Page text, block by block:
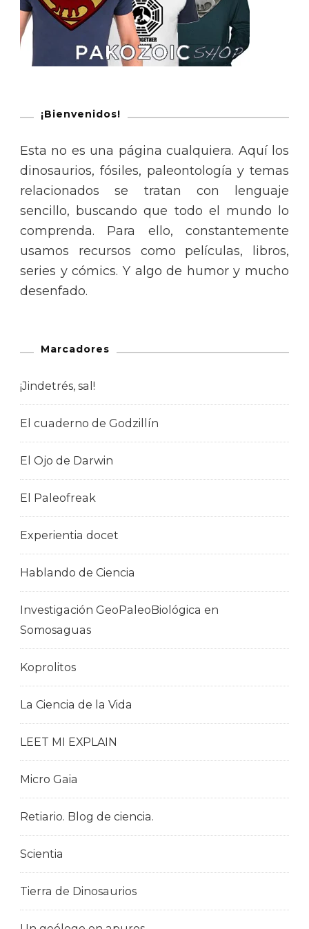
¡Bienvenidos!
Esta no es una página cualquiera. Aquí los
dinosaurios, fósiles, paleontología y temas
relacionados se tratan con lenguaje
sencillo, buscando que todo el mundo lo
comprenda. Para ello, constantemente
usamos recursos como películas, libros,
series y cómics. Y algo de humor y mucho
desenfado.
Marcadores
¡Jindetrés, sal!
El cuaderno de Godzillín
El Ojo de Darwin
El Paleofreak
Experientia docet
Hablando de Ciencia
Investigación GeoPaleoBiológica en
Somosaguas
Koprolitos
La Ciencia de la Vida
LEET MI EXPLAIN
Micro Gaia
Retiario. Blog de ciencia.
Scientia
Tierra de Dinosaurios